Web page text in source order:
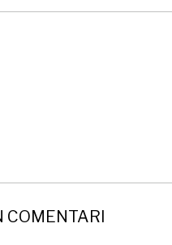
COMENTARI